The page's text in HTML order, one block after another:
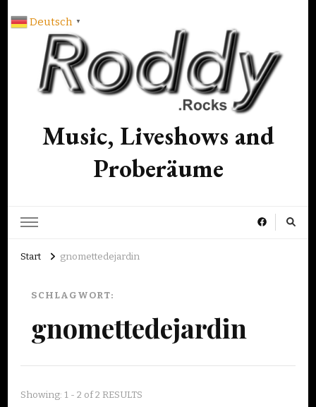
Music, Liveshows and
Proberäume
Start gnomettedejardin
SCHLAGWORT:
gnomettedejardin
Showing: 1 - 2 of 2 RESULTS
Deutsch ▼